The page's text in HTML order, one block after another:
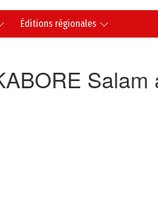
Éditions régionales